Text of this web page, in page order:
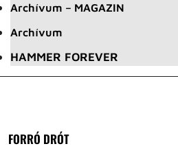
Archívum – MAGAZIN
Archívum
HAMMER FOREVER
FORRÓ DRÓT